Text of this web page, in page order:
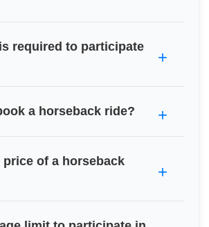
required to participate
a horseback ride?
price of a horseback